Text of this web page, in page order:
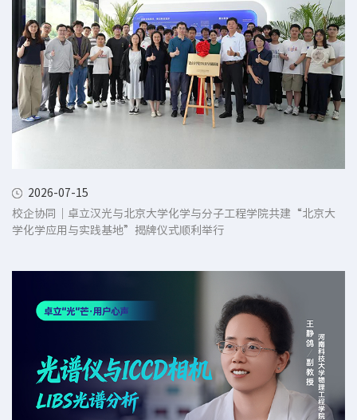
2026-07-15
校企协同｜卓立汉光与北京大学化学与分子工程学院共建“北京大
学化学应用与实践基地”揭牌仪式顺利举行